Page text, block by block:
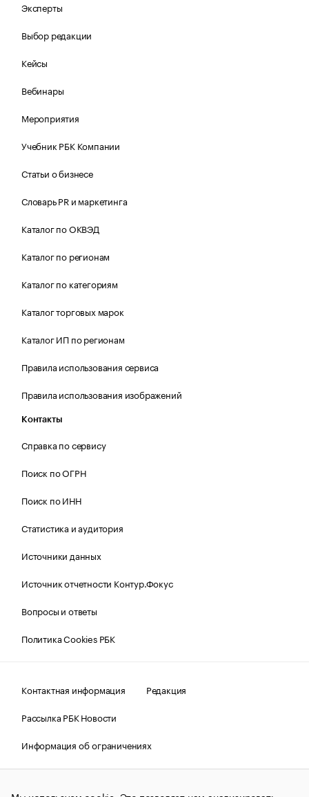
Эксперты
Выбор редакции
Кейсы
Вебинары
Мероприятия
Учебник РБК Компании
Статьи о бизнесе
Словарь PR и маркетинга
Каталог по ОКВЭД
Каталог по регионам
Каталог по категориям
Каталог торговых марок
Каталог ИП по регионам
Правила использования сервиса
Правила использования изображений
Контакты
Справка по сервису
Поиск по ОГРН
Поиск по ИНН
Статистика и аудитория
Источники данных
Источник отчетности Контур.Фокус
Вопросы и ответы
Политика Cookies РБК
Контактная информация
Редакция
Рассылка РБК Новости
Информация об ограничениях
Правовая информация
О соблюдении авторских прав